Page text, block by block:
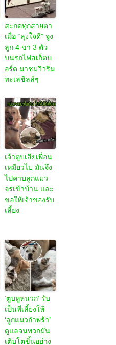
สะกดทุกสายตา
เมื่อ “ลุงใจดี” จูง
ลูก 4 ขา 3 ตัว
บนรถไฟสเก็ตบ
อร์ด มาชมวิวริม
ทะเลชิลล์ๆ
เจ้าตูบเสียเพื่อน
เหมียวไป มันจึง
ไปคาบลูกแมว
จรเข้าบ้าน และ
ขอให้เจ้าของรับ
เลี้ยง
‘ตูบหูหนวก’ รับ
เป็นพี่เลี้ยงให้
‘ลูกแมวกำพร้า’
ดูแลจนพวกมัน
เติบโตขึ้นอย่าง